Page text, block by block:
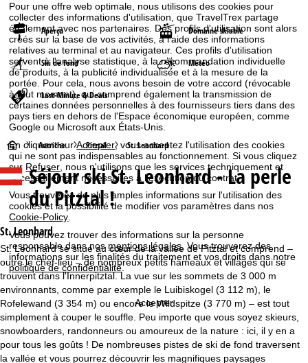
Pour une offre web optimale, nous utilisons des cookies pour
collecter des informations d'utilisation, que TravelTrex partage
également avec nos partenaires. Des profils d'utilisation sont alors
créés sur la base de vos activités, à l'aide des informations
relatives au terminal et au navigateur. Ces profils d'utilisation
servent à l'analyse statistique, à la recommandation individuelle
de produits, à la publicité individualisée et à la mesure de la
portée. Pour cela, nous avons besoin de votre accord (révocable
à tout moment), qui comprend également la transmission de
certaines données personnelles à des fournisseurs tiers dans des
pays tiers en dehors de l'Espace économique européen, comme
Google ou Microsoft aux États-Unis.
En cliquant surAccepter, vous acceptez l'utilisation des cookies
qui ne sont pas indispensables au fonctionnement. Si vous cliquez
sur Refuser , nous n'utilisons que les services techniquement et
nécessairement nécessaires à l'exécution du contrat.
Vous trouverez de plus amples informations sur l'utilisation des
cookies et la possibilité de modifier vos paramètres dans nos
Cookie-Policy
Vous pouvez trouver des informations sur la personne
responsable dans nos mentions légales. Vous trouverez des
informations sur les finalités du traitement et vos droits dans notre
politique de confidentialité.
Accepter
Aperçu Domaine skiable
Ski de fond Météo
Last-Minute & Deals
P
a
g
e
d
'
a
c
Autriche Pitztal St. Leonhard
Séjour skiSt. Leonhard - La perle
du Pitztal !
St. Leonhard
St. Leonhard se situe au cœur de la vallée de Pitztal et comprend –
outre le chef-lieu – de nombreux petits hameaux et villages qui se
trouvent dans l'Innerpitztal. La vue sur les sommets de 3 000 m
environnants, comme par exemple le Luibiskogel (3 112 m), le
Rofelewand (3 354 m) ou encore le Wildspitze (3 770 m) – est tout
simplement à couper le souffle. Peu importe que vous soyez skieurs,
snowboarders, randonneurs ou amoureux de la nature : ici, il y en a
pour tous les goûts ! De nombreuses pistes de ski de fond traversent
la vallée et vous pourrez découvrir les magnifiques paysages